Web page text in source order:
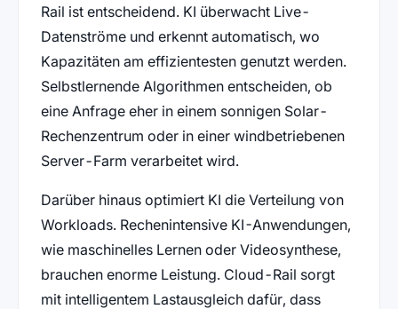
Rail ist entscheidend. KI überwacht Live-
Datenströme und erkennt automatisch, wo
Kapazitäten am effizientesten genutzt werden.
Selbstlernende Algorithmen entscheiden, ob
eine Anfrage eher in einem sonnigen Solar-
Rechenzentrum oder in einer windbetriebenen
Server-Farm verarbeitet wird.
Darüber hinaus optimiert KI die Verteilung von
Workloads. Rechenintensive KI-Anwendungen,
wie maschinelles Lernen oder Videosynthese,
brauchen enorme Leistung. Cloud-Rail sorgt
mit intelligentem Lastausgleich dafür, dass